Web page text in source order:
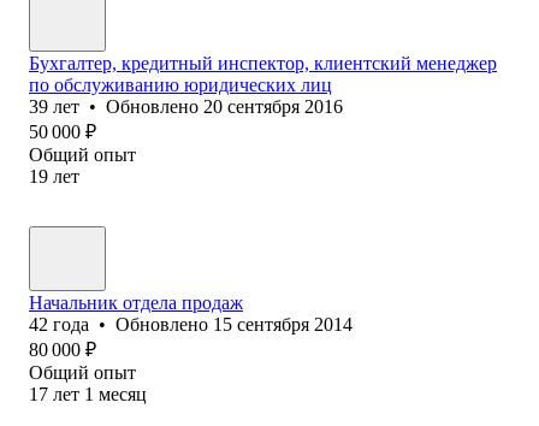
Бухгалтер, кредитный инспектор, клиентский менеджер
по обслуживанию юридических лиц
39 лет • Обновлено 20 сентября 2016
50 000 ₽
Общий опыт
19 лет
Начальник отдела продаж
42 года • Обновлено 15 сентября 2014
80 000 ₽
Общий опыт
17 лет 1 месяц